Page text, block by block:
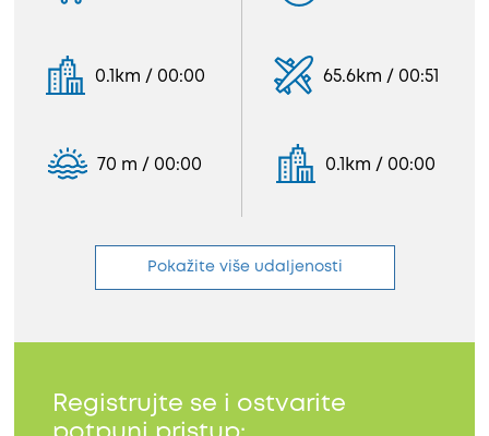
0.1km / 00:00
70 m / 00:00
65.6km / 00:51
0.1km / 00:00
Pokažite više udaljenosti
Registrujte se i ostvarite